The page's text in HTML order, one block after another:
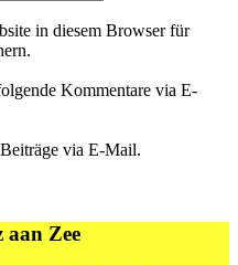
in diesem Browser für
Kommentare via E-
via E-Mail.
Zee